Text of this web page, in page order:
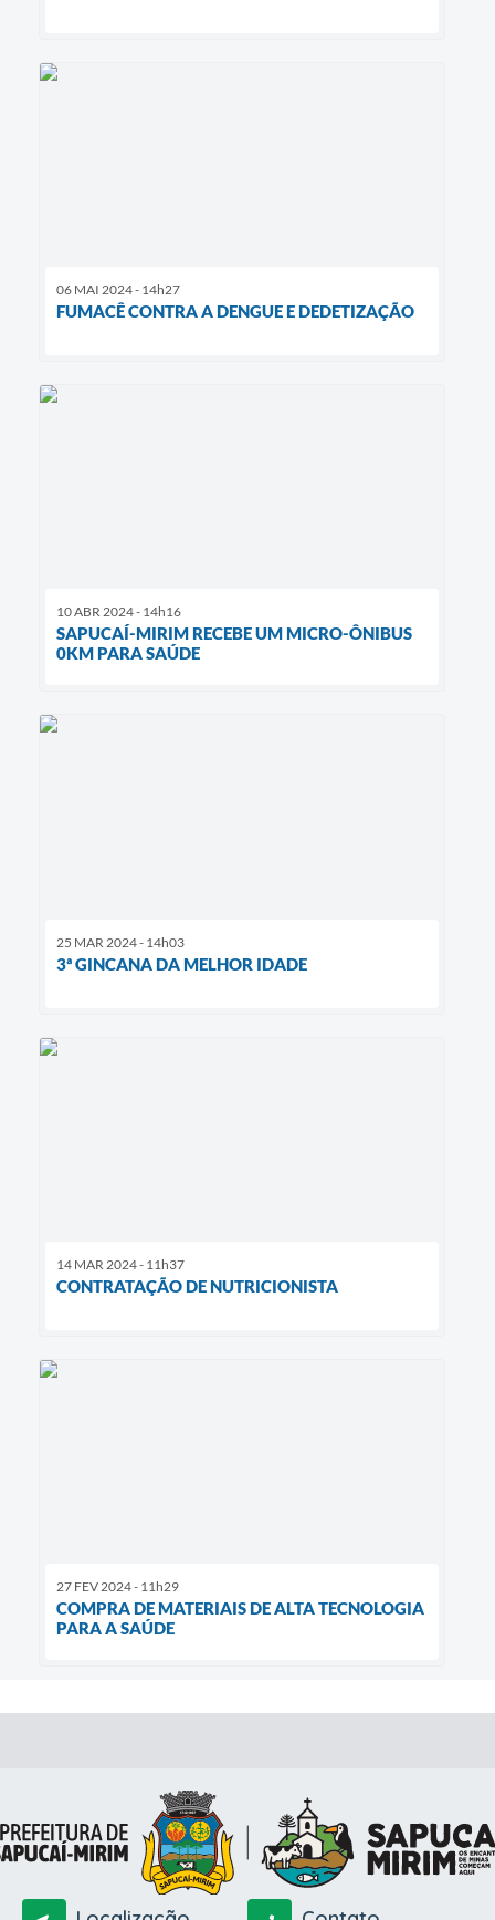
06 MAI 2024 - 14h27
FUMACÊ CONTRA A DENGUE E DEDETIZAÇÃO
10 ABR 2024 - 14h16
SAPUCAÍ-MIRIM RECEBE UM MICRO-ÔNIBUS
0KM PARA SAÚDE
25 MAR 2024 - 14h03
3ª GINCANA DA MELHOR IDADE
14 MAR 2024 - 11h37
CONTRATAÇÃO DE NUTRICIONISTA
27 FEV 2024 - 11h29
COMPRA DE MATERIAIS DE ALTA TECNOLOGIA
PARA A SAÚDE